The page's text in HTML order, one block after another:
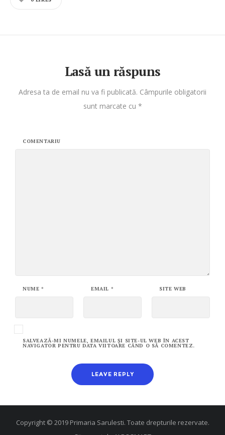
Lasă un răspuns
Adresa ta de email nu va fi publicată. Câmpurile obligatorii
sunt marcate cu *
COMENTARIU
NUME * EMAIL * SITE WEB
SALVEAZĂ-MI NUMELE, EMAILUL ȘI SITE-UL WEB ÎN ACEST
NAVIGATOR PENTRU DATA VIITOARE CÂND O SĂ COMENTEZ.
Copyright © 2019 Primaria Sarulesti. Toate drepturile rezervate.